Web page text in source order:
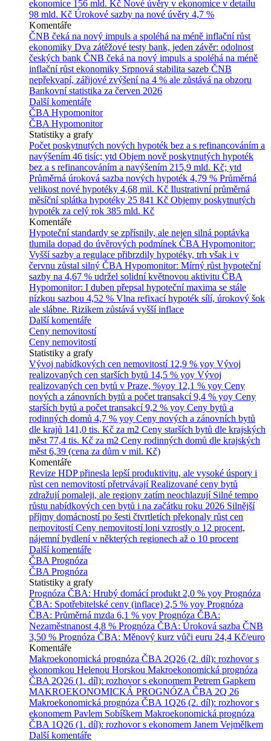
ekonomice 156 mld. Kč Nové úvěry v ekonomice v detailu
98 mld. Kč Úrokové sazby na nové úvěry 4,7 %
Komentáře
ČNB čeká na nový impuls a spoléhá na méně inflační růst
ekonomiky Dva zátěžové testy bank, jeden závěr: odolnost
českých bank ČNB čeká na nový impuls a spoléhá na méně
inflační růst ekonomiky Srpnová stabilita sazeb ČNB
nepřekvapí, zářijové zvýšení na 4 % ale zůstává na obzoru
Bankovní statistika za červen 2026
Další komentáře
ČBA Hypomonitor
ČBA Hypomonitor
Statistiky a grafy
Počet poskytnutých nových hypoték bez a s refinancováním a
navýšením 46 tisíc; ytd Objem nově poskytnutých hypoték
bez a s refinancováním a navýšením 215,9 mld. Kč; ytd
Průměrná úroková sazba nových hypoték 4,79 % Průměrná
velikost nové hypotéky 4,68 mil. Kč Ilustrativní průměrná
měsíční splátka hypotéky 25 841 Kč Objemy poskytnutých
hypoték za celý rok 385 mld. Kč
Komentáře
Hypoteční standardy se zpřísnily, ale nejen silná poptávka
tlumila dopad do úvěrových podmínek ČBA Hypomonitor:
Vyšší sazby a regulace přibrzdily hypotéky, trh však i v
červnu zůstal silný ČBA Hypomonitor: Mírný růst hypoteční
sazby na 4,67 % udržel solidní květnovou aktivitu ČBA
Hypomonitor: I duben přepsal hypoteční maxima se stále
nízkou sazbou 4,52 % Vlna refixací hypoték sílí, úrokový šok
ale slábne. Rizikem zůstává vyšší inflace
Další komentáře
Ceny nemovitostí
Ceny nemovitostí
Statistiky a grafy
Vývoj nabídkových cen nemovitostí 12,9 % yoy Vývoj
realizovaných cen starších bytů 14,5 % yoy Vývoj
realizovaných cen bytů v Praze, %yoy 12,1 % yoy Ceny
nových a zánovních bytů a počet transakcí 9,4 % yoy Ceny
starších bytů a počet transakcí 9,2 % yoy Ceny bytů a
rodinných domů 4,7 % yoy Ceny nových a zánovních bytů
dle krajů 141,0 tis. Kč za m2 Ceny starších bytů dle krajských
měst 77,4 tis. Kč za m2 Ceny rodinných domů dle krajských
měst 6,39 (cena za dům v mil. Kč)
Komentáře
Revize HDP přinesla lepší produktivitu, ale vysoké úspory i
růst cen nemovitostí přetrvávají Realizované ceny bytů
zdražují pomaleji, ale regiony zatím neochlazují Silné tempo
růstu nabídkových cen bytů i na začátku roku 2026 Silnější
příjmy domácností po šesti čtvrtletích překonaly růst cen
nemovitostí Ceny nemovitostí loni vzrostly o 12 procent,
nájemní bydlení v některých regionech až o 10 procent
Další komentáře
ČBA Prognóza
ČBA Prognóza
Statistiky a grafy
Prognóza ČBA: Hrubý domácí produkt 2,0 % yoy Prognóza
ČBA: Spotřebitelské ceny (inflace) 2,5 % yoy Prognóza
ČBA: Průměrná mzda 6,1 % yoy Prognóza ČBA:
Nezaměstnanost 4,8 % Prognóza ČBA: Úroková sazba ČNB
3,50 % Prognóza ČBA: Měnový kurz vůči euru 24,4 Kč/euro
Komentáře
Makroekonomická prognóza ČBA 2Q26 (2. díl): rozhovor s
ekonomkou Helenou Horskou Makroekonomická prognóza
ČBA 2Q26 (1. díl): rozhovor s ekonomem Petrem Gapkem
MAKROEKONOMICKÁ PROGNÓZA ČBA 2Q 26
Makroekonomická prognóza ČBA 1Q26 (2. díl): rozhovor s
ekonomem Pavlem Sobíškem Makroekonomická prognóza
ČBA 1Q26 (1. díl): rozhovor s ekonomem Janem Vejmělkem
Další komentáře